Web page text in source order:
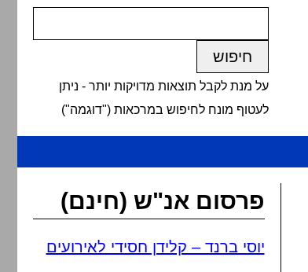
על מנת לקבל תוצאות מדויקות יותר - ניתן
לעטוף מונח לחיפוש במרכאות ("דוגמה")
פרסום אנ"ש (חינם)
יוסי ברנד – קלידן חסידי לאירועים